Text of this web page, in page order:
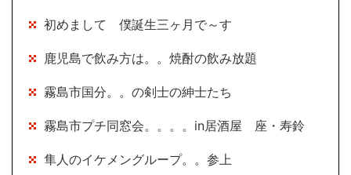
初めまして 僕誕生三ヶ月で～す
鹿児島で飲み方は。。焼酎の飲み放題
霧島市国分。。の剣士の紳士たち
霧島市プチ同窓会。。。。in居酒屋 座・寿鈴
隼人のイケメングループ。。参上